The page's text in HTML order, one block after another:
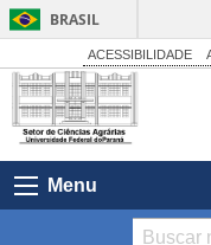
BRASIL
ACESSIBILIDADE
Menu